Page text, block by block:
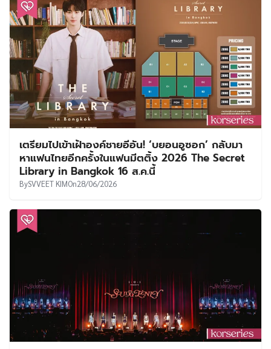
เตรียมไปเข้าเฝ้าองค์ชายอีอัน! ‘บยอนอูซอก’ กลับมา
หาแฟนไทยอีกครั้งในแฟนมีตติ้ง 2026 The Secret
Library in Bangkok 16 ส.ค.นี้
BySVVEET KIMOn28/06/2026